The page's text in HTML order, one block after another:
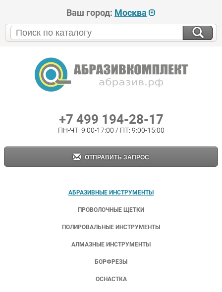
Ваш город: Москва
+7 499 194-28-17
ПН-ЧТ: 9:00-17:00 / ПТ: 9:00-15:00
ОТПРАВИТЬ ЗАПРОС
АБРАЗИВНЫЕ ИНСТРУМЕНТЫ
ПРОВОЛОЧНЫЕ ЩЕТКИ
ПОЛИРОВАЛЬНЫЕ ИНСТРУМЕНТЫ
АЛМАЗНЫЕ ИНСТРУМЕНТЫ
БОРФРЕЗЫ
ОСНАСТКА